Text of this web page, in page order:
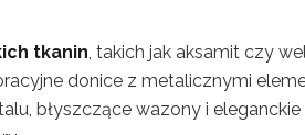
tkanin , takich jak aksamit czy
donice z metalicznymi
błyszczące wazony i